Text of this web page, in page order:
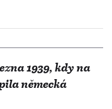
1939, kdy na
německá